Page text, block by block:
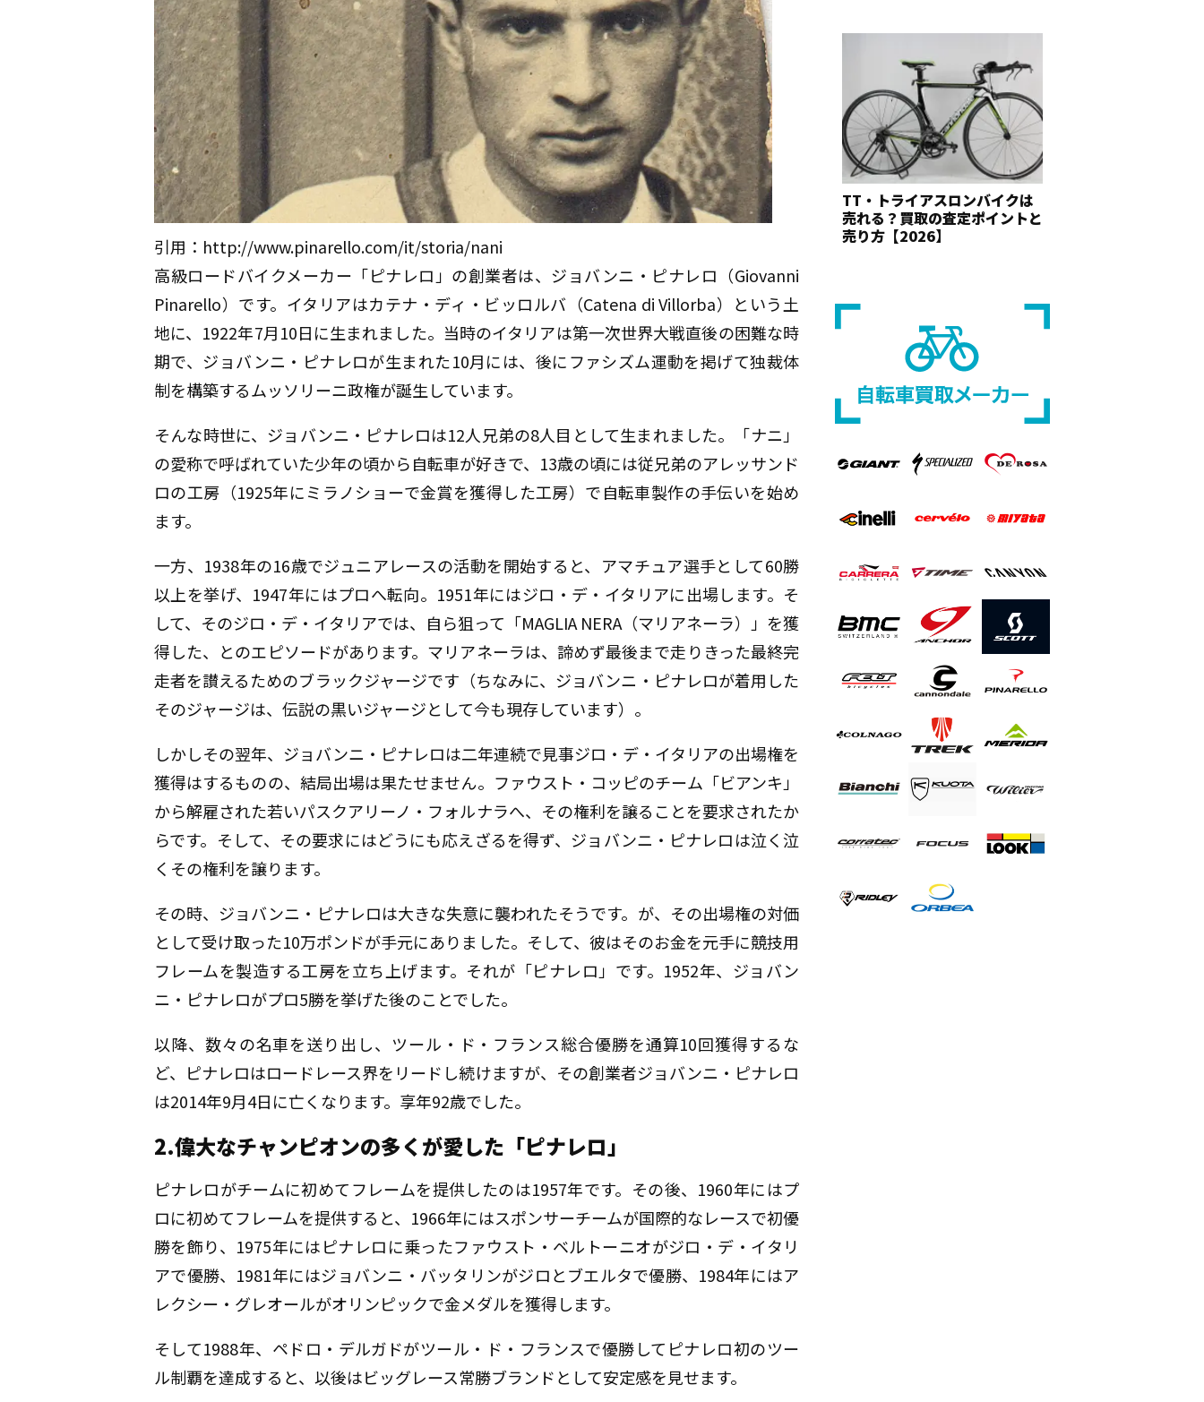
引用：http://www.pinarello.com/it/storia/nani
高級ロードバイクメーカー「ピナレロ」の創業者は、ジョバンニ・ピナレロ（Giovanni
Pinarello）です。イタリアはカテナ・ディ・ビッロルバ（Catena di Villorba）という土
地に、1922年7月10日に生まれました。当時のイタリアは第一次世界大戦直後の困難な時
期で、ジョバンニ・ピナレロが生まれた10月には、後にファシズム運動を掲げて独裁体
制を構築するムッソリーニ政権が誕生しています。
そんな時世に、ジョバンニ・ピナレロは12人兄弟の8人目として生まれました。「ナニ」
の愛称で呼ばれていた少年の頃から自転車が好きで、13歳の頃には従兄弟のアレッサンド
ロの工房（1925年にミラノショーで金賞を獲得した工房）で自転車製作の手伝いを始め
ます。
一方、1938年の16歳でジュニアレースの活動を開始すると、アマチュア選手として60勝
以上を挙げ、1947年にはプロへ転向。1951年にはジロ・デ・イタリアに出場します。そ
して、そのジロ・デ・イタリアでは、自ら狙って「MAGLIA NERA（マリアネーラ）」を獲
得した、とのエピソードがあります。マリアネーラは、諦めず最後まで走りきった最終完
走者を讃えるためのブラックジャージです（ちなみに、ジョバンニ・ピナレロが着用した
そのジャージは、伝説の黒いジャージとして今も現存しています）。
しかしその翌年、ジョバンニ・ピナレロは二年連続で見事ジロ・デ・イタリアの出場権を
獲得はするものの、結局出場は果たせません。ファウスト・コッピのチーム「ビアンキ」
から解雇された若いパスクアリーノ・フォルナラへ、その権利を譲ることを要求されたか
らです。そして、その要求にはどうにも応えざるを得ず、ジョバンニ・ピナレロは泣く泣
くその権利を譲ります。
その時、ジョバンニ・ピナレロは大きな失意に襲われたそうです。が、その出場権の対価
として受け取った10万ポンドが手元にありました。そして、彼はそのお金を元手に競技用
フレームを製造する工房を立ち上げます。それが「ピナレロ」です。1952年、ジョバン
ニ・ピナレロがプロ5勝を挙げた後のことでした。
以降、数々の名車を送り出し、ツール・ド・フランス総合優勝を通算10回獲得するな
ど、ピナレロはロードレース界をリードし続けますが、その創業者ジョバンニ・ピナレロ
は2014年9月4日に亡くなります。享年92歳でした。
2.偉大なチャンピオンの多くが愛した「ピナレロ」
ピナレロがチームに初めてフレームを提供したのは1957年です。その後、1960年にはプ
ロに初めてフレームを提供すると、1966年にはスポンサーチームが国際的なレースで初優
勝を飾り、1975年にはピナレロに乗ったファウスト・ベルトーニオがジロ・デ・イタリ
アで優勝、1981年にはジョバンニ・バッタリンがジロとブエルタで優勝、1984年にはア
レクシー・グレオールがオリンピックで金メダルを獲得します。
そして1988年、ペドロ・デルガドがツール・ド・フランスで優勝してピナレロ初のツー
ル制覇を達成すると、以後はビッグレース常勝ブランドとして安定感を見せます。
TT・トライアスロンバイクは
売れる？買取の査定ポイントと
売り方【2026】
買取対象メーカー